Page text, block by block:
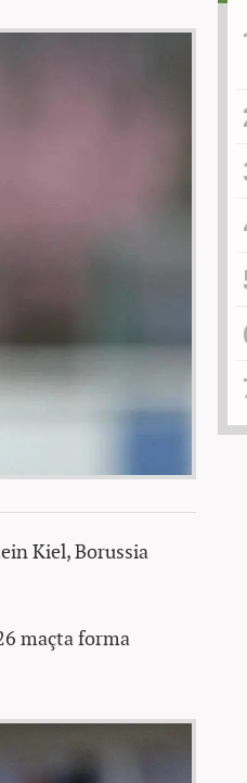
Kiel, Borussia
maçta forma